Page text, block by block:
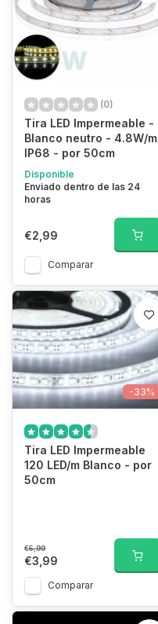
(0)
Tira LED Impermeable -
Blanco neutro - 4.8W/m
IP68 - por 50cm
Disponible
Enviado dentro de las 24
horas
€2,99
Comparar
-33%
Tira LED Impermeable
120 LED/m Blanco - por
50cm
€5,99
€3,99
Comparar